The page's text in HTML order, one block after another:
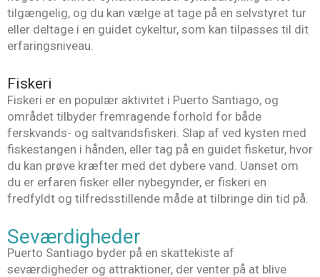
tilgængelig, og du kan vælge at tage på en selvstyret tur
eller deltage i en guidet cykeltur, som kan tilpasses til dit
erfaringsniveau.
Fiskeri
Fiskeri er en populær aktivitet i Puerto Santiago, og
området tilbyder fremragende forhold for både
ferskvands- og saltvandsfiskeri. Slap af ved kysten med
fiskestangen i hånden, eller tag på en guidet fisketur, hvor
du kan prøve kræfter med det dybere vand. Uanset om
du er erfaren fisker eller nybegynder, er fiskeri en
fredfyldt og tilfredsstillende måde at tilbringe din tid på.
Seværdigheder
Puerto Santiago byder på en skattekiste af
seværdigheder og attraktioner, der venter på at blive